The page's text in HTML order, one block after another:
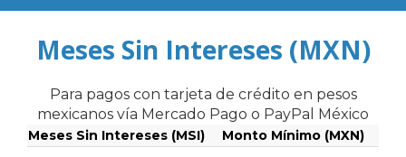
Meses Sin Intereses (MXN)
Para pagos con tarjeta de crédito en pesos
mexicanos vía Mercado Pago o PayPal México
Meses Sin Intereses (MSI)
Monto Mínimo (MXN)